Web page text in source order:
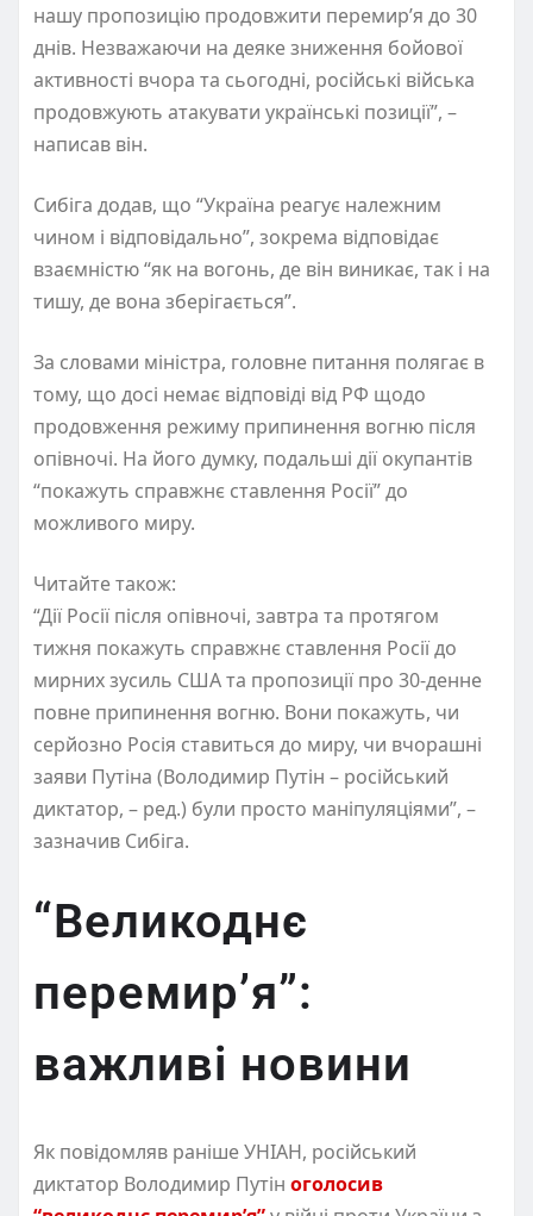
нашу пропозицію продовжити перемир’я до 30
днів. Незважаючи на деяке зниження бойової
активності вчора та сьогодні, російські війська
продовжують атакувати українські позиції”, –
написав він.
Сибіга додав, що “Україна реагує належним
чином і відповідально”, зокрема відповідає
взаємністю “як на вогонь, де він виникає, так і на
тишу, де вона зберігається”.
За словами міністра, головне питання полягає в
тому, що досі немає відповіді від РФ щодо
продовження режиму припинення вогню після
опівночі. На його думку, подальші дії окупантів
“покажуть справжнє ставлення Росії” до
можливого миру.
Читайте також:
“Дії Росії після опівночі, завтра та протягом
тижня покажуть справжнє ставлення Росії до
мирних зусиль США та пропозиції про 30-денне
повне припинення вогню. Вони покажуть, чи
серйозно Росія ставиться до миру, чи вчорашні
заяви Путіна (Володимир Путін – російський
диктатор, – ред.) були просто маніпуляціями”, –
зазначив Сибіга.
“Великоднє
перемир’я”:
важливі новини
Як повідомляв раніше УНІАН, російський
диктатор Володимир Путін оголосив